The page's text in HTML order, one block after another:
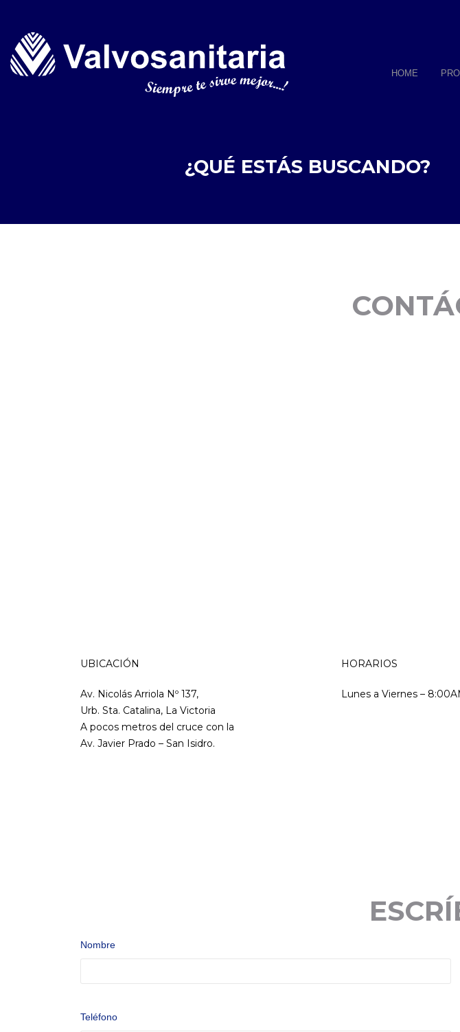
HOME
¿QUÉ ESTÁS BUSCANDO?
UBICACIÓN
Av. Nicolás Arriola Nº 137,
Urb. Sta. Catalina, La Victoria
A pocos metros del cruce con la
Av. Javier Prado – San Isidro.
HORARIOS
Lunes a Viernes –
Nombre
Teléfono